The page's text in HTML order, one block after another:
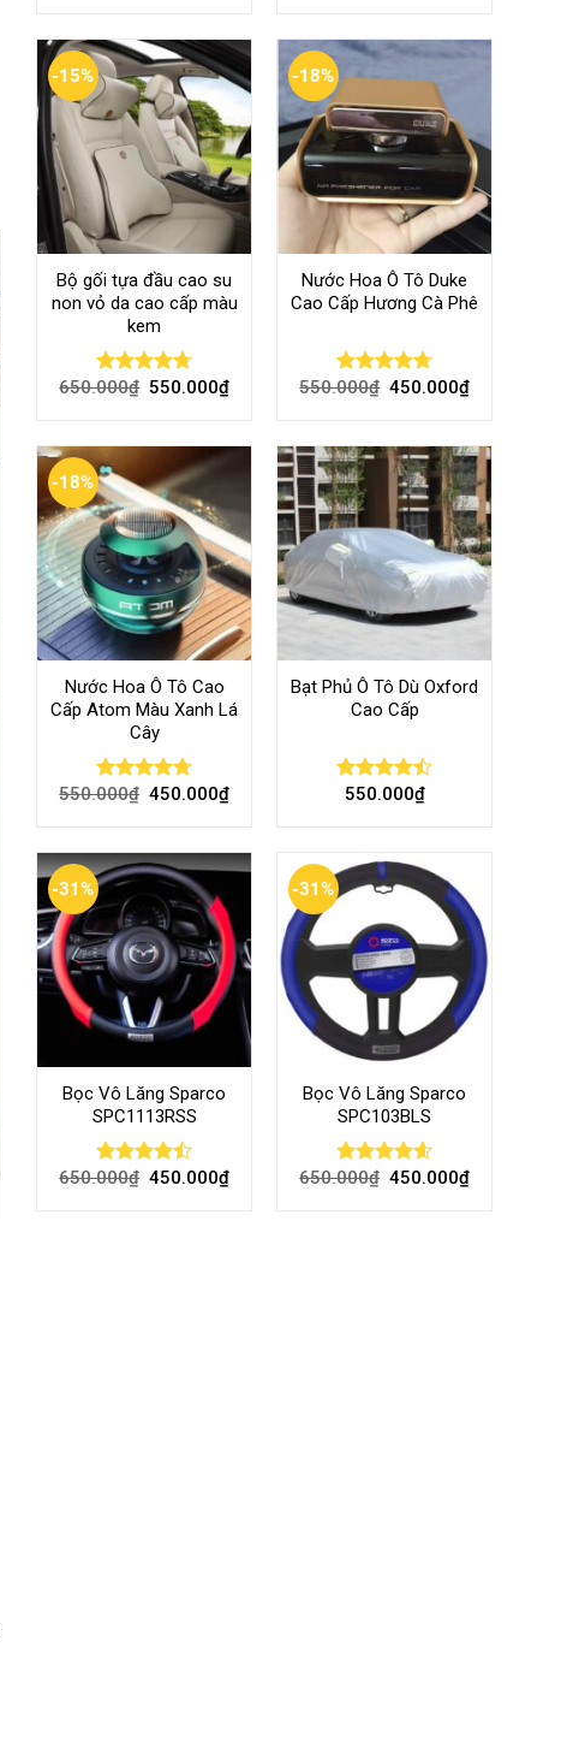
-15%
Bộ gối tựa đầu cao su
non vỏ da cao cấp màu
kem
Rated4.70
650.000₫ 550.000₫
-18%
Nước Hoa Ô Tô Duke
Cao Cấp Hương Cà Phê
Rated4.70
550.000₫ 450.000₫
-18%
Nước Hoa Ô Tô Cao
Cấp Atom Màu Xanh Lá
Cây
Rated4.70
550.000₫ 450.000₫
Bạt Phủ Ô Tô Dù Oxford
Cao Cấp
Rated
550.000₫
-31%
Bọc Vô Lăng Sparco
SPC1113RSS
Rated
650.000₫ 450.000₫
-31%
Bọc Vô Lăng Sparco
SPC103BLS
Rated4.57
650.000₫ 450.000₫